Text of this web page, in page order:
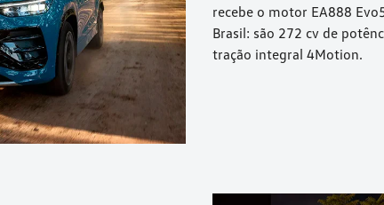
recebe o motor EA888
Brasil: são 272 cv de
tração integral 4Motion.